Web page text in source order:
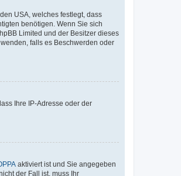
USA, welches festlegt, dass
benötigen. Wenn Sie sich
Limited und der Besitzer dieses
falls es Beschwerden oder
Ihre IP-Adresse oder der
aktiviert ist und Sie angegeben
der Fall ist, muss Ihr